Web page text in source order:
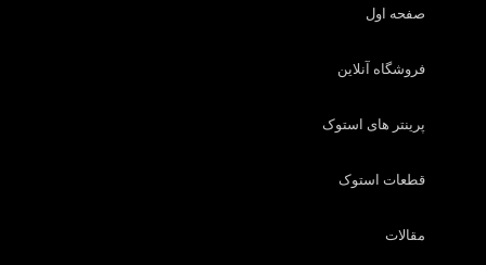
صفحه اول
فروشگاه آنلاین
پرینتر های استوک
قطعات استوک
مقالات